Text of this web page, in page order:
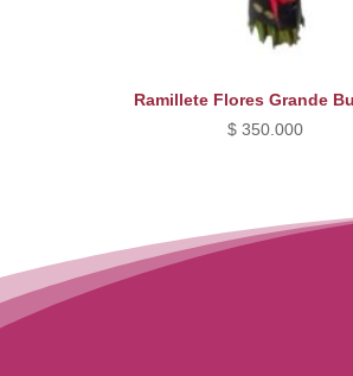
Ramillete Flores Grande
$350.000